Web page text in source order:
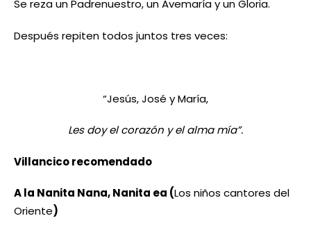
Se reza un Padrenuestro, un Avemaría y un Gloria.
Después repiten todos juntos tres veces:
“Jesús, José y María,
Les doy el corazón y el alma mía”.
Villancico recomendado
A la Nanita Nana, Nanita ea (Los niños cantores del
Oriente)